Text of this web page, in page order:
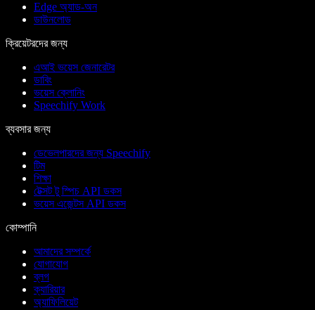
Edge অ্যাড-অন
ডাউনলোড
ক্রিয়েটরদের জন্য
এআই ভয়েস জেনারেটর
ডাবিং
ভয়েস ক্লোনিং
Speechify Work
ব্যবসার জন্য
ডেভেলপারদের জন্য Speechify
টিম
শিক্ষা
টেক্সট টু স্পিচ API ডকস
ভয়েস এজেন্টস API ডকস
কোম্পানি
আমাদের সম্পর্কে
যোগাযোগ
ব্লগ
ক্যারিয়ার
অ্যাফিলিয়েট